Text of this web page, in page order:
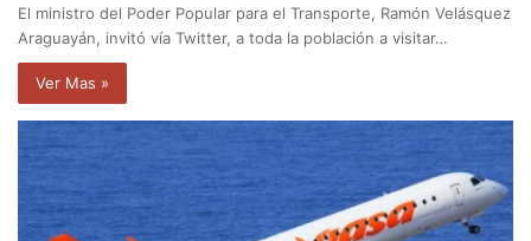
El ministro del Poder Popular para el Transporte, Ramón Velásquez
Araguayán, invitó vía Twitter, a toda la población a visitar…
Ver Mas »